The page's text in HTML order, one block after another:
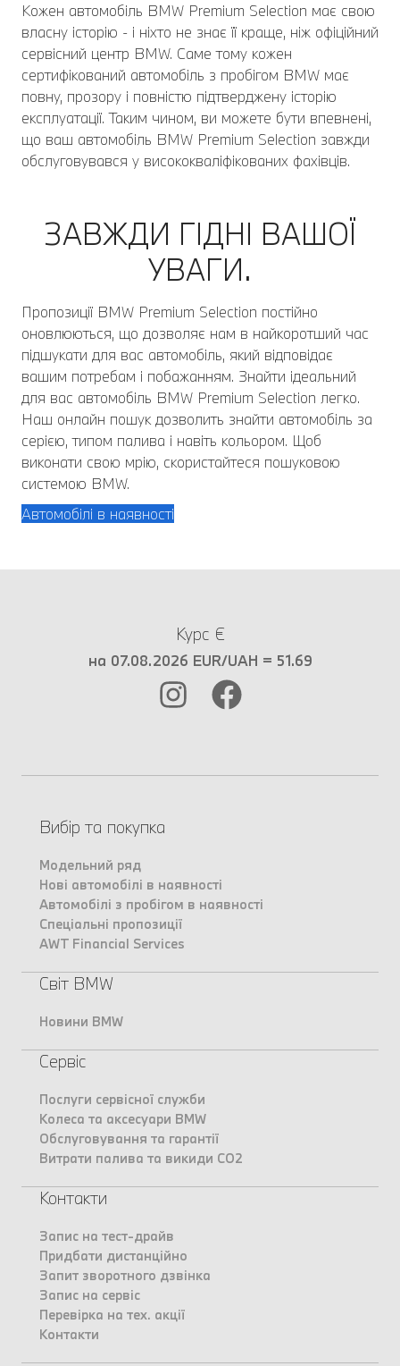
Кожен автомобіль BMW Premium Selection має свою
власну історію - і ніхто не знає її краще, ніж офіційний
сервісний центр BMW. Саме тому кожен
сертифікований автомобіль з пробігом BMW має
повну, прозору і повністю підтверджену історію
експлуатації. Таким чином, ви можете бути впевнені,
що ваш автомобіль BMW Premium Selection завжди
обслуговувався у висококваліфікованих фахівців.
ЗАВЖДИ ГІДНІ ВАШОЇ
УВАГИ.
Пропозиції BMW Premium Selection постійно
оновлюються, що дозволяє нам в найкоротший час
підшукати для вас автомобіль, який відповідає
вашим потребам і побажанням. Знайти ідеальний
для вас автомобіль BMW Premium Selection легко.
Наш онлайн пошук дозволить знайти автомобіль за
серією, типом палива і навіть кольором. Щоб
виконати свою мрію, скористайтеся пошуковою
системою BMW.
Автомобілі в наявності
Курс €
на 07.08.2026 EUR/UAH = 51.69
Вибір та покупка
Модельний ряд
Нові автомобілі в наявності
Автомобілі з пробігом в наявності
Спеціальні пропозиції
AWT Financial Services
Світ BMW
Новини BMW
Сервіс
Послуги сервісної служби
Колеса та аксесуари BMW
Обслуговування та гарантії
Витрати палива та викиди CO2
Контакти
Запис на тест-драйв
Придбати дистанційно
Запит зворотного дзвінка
Запис на сервіс
Перевірка на тех. акції
Контакти